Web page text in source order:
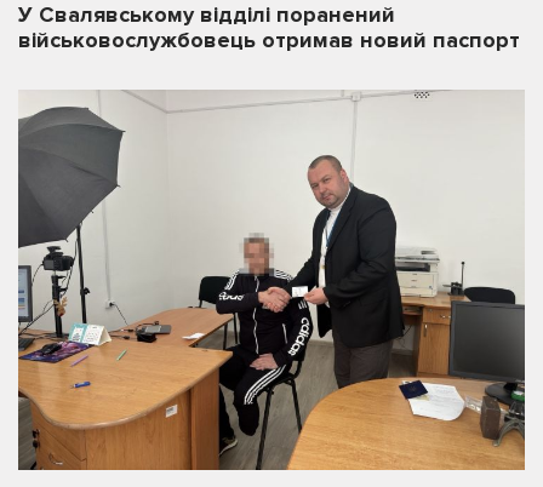
У Свалявському відділі поранений
військовослужбовець отримав новий паспорт